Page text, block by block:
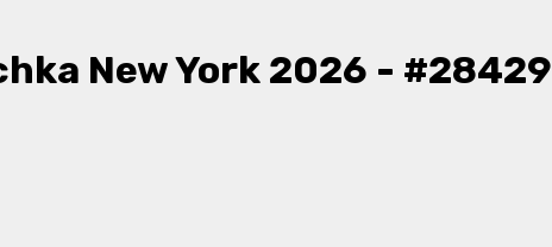
New York 2026 - #28429